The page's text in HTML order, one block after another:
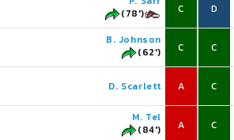
(78')
C
B. Johnson
(62')
C
D. Scarlett A
M. Tel
(84')
A
D
C
C
C